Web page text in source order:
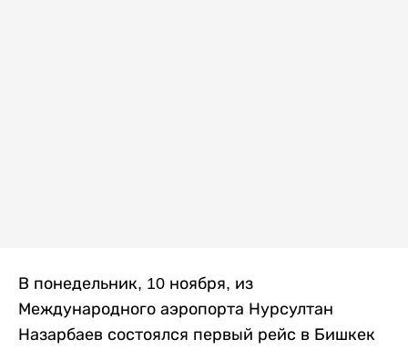
В понедельник, 10 ноября, из
Международного аэропорта Нурсултан
Назарбаев состоялся первый рейс в Бишкек